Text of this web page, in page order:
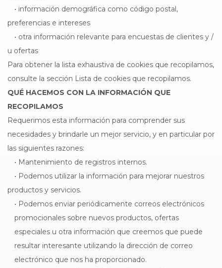
• información demográfica como código postal,
preferencias e intereses
• otra información relevante para encuestas de clientes y /
u ofertas
Para obtener la lista exhaustiva de cookies que recopilamos,
consulte la sección Lista de cookies que recopilamos.
QUÉ HACEMOS CON LA INFORMACIÓN QUE
RECOPILAMOS
Requerimos esta información para comprender sus
necesidades y brindarle un mejor servicio, y en particular por
las siguientes razones:
• Mantenimiento de registros internos.
• Podemos utilizar la información para mejorar nuestros
productos y servicios.
• Podemos enviar periódicamente correos electrónicos
promocionales sobre nuevos productos, ofertas
especiales u otra información que creemos que puede
resultar interesante utilizando la dirección de correo
electrónico que nos ha proporcionado.